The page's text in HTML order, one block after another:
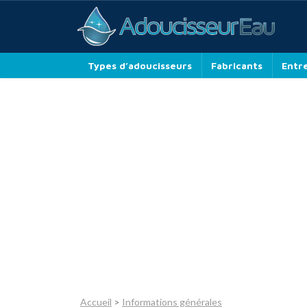
Types d’adoucisseurs Fabricants
Accueil > Informations générales